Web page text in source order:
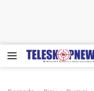
Langsung